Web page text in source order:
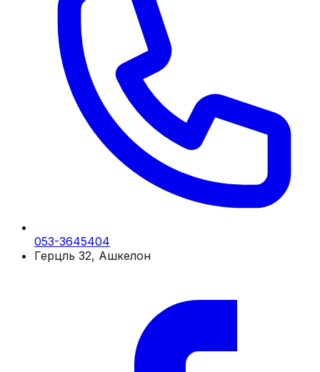
053-3645404
Герцль 32, Ашкелон